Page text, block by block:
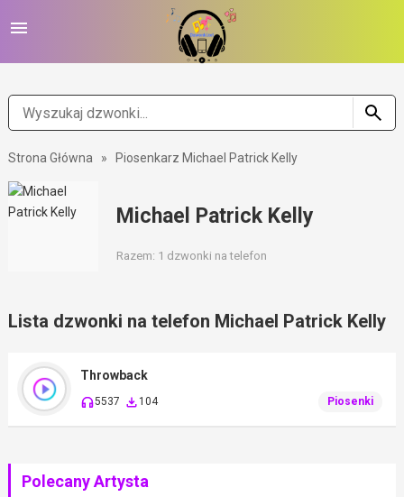
Strona Główna » Piosenkarz Michael Patrick Kelly
Michael Patrick Kelly
Razem: 1 dzwonki na telefon
Lista dzwonki na telefon Michael Patrick Kelly
Throwback
5537 104 Piosenki
Polecany Artysta